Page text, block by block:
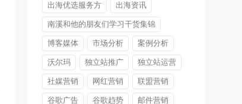
出海优选服务方 出海资讯
南溪和他的朋友们学习干货集锦
博客媒体 市场分析 案例分析
沃尔玛 独立站推广 独立站运营
社媒营销 网红营销 联盟营销
谷歌广告 谷歌趋势 邮件营销